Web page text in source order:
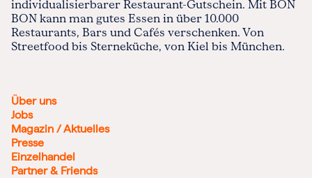
individualisierbarer Restaurant-Gutschein. Mit BON
BON kann man gutes Essen in über 10.000
Restaurants, Bars und Cafés verschenken. Von
Streetfood bis Sterneküche, von Kiel bis München.
Über uns
Jobs
Magazin / Aktuelles
Presse
Einzelhandel
Partner & Friends